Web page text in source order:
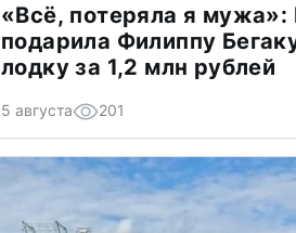
«Всё, потеряла я мужа»:
подарила Филиппу
лодку за 1,2 млн рублей
5 августа 201